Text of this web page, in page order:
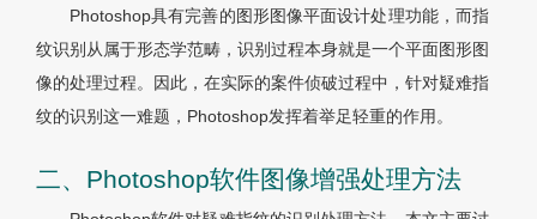
Photoshop具有完善的图形图像平面设计处理功能，而指
纹识别从属于形态学范畴，识别过程本身就是一个平面图形图
像的处理过程。因此，在实际的案件侦破过程中，针对疑难指
纹的识别这一难题，Photoshop发挥着举足轻重的作用。
二、Photoshop软件图像增强处理方法